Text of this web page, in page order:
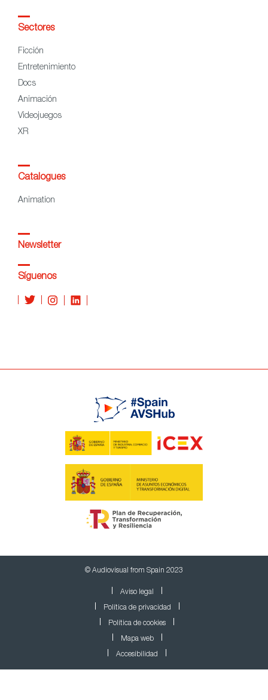
Sectores
Ficción
Entretenimiento
Docs
Animación
Videojuegos
XR
Catalogues
Animation
Newsletter
Síguenos
© Audiovisual from Spain 2023
Aviso legal
Política de privacidad
Política de cookies
Mapa web
Accesibilidad